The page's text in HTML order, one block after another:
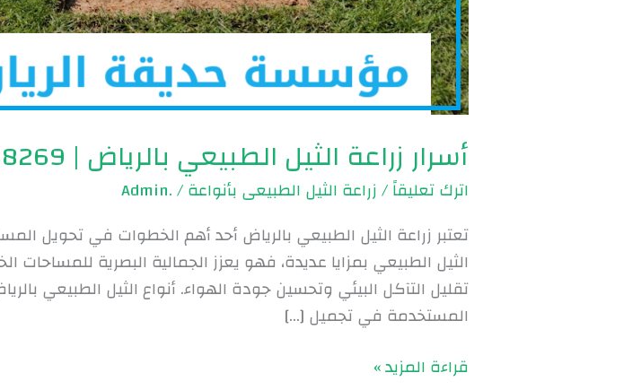
أسرار زراعة الثيل الطبيعي بالرياض | 0560048269
اترك تعليقاً/زراعة الثيل الطبيعى بأنواعة/
.Admin
تعتبر زراعة الثيل الطبيعي بالرياض أحد أهم الخطوات في تحويل
الثيل الطبيعي بمزايا عديدة، فهو يعزز الجمالية البصرية
تقليل التآكل البيئي وتحسين جودة الهواء. أنواع الثيل الطبيعي
المستخدمة في تجميل […]
قراءة المزيد »